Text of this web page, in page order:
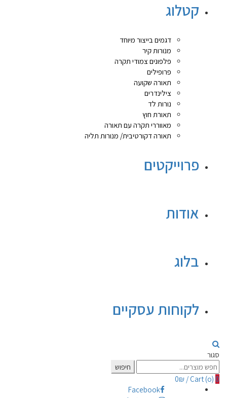
קטלוג
דגמים בייצור מיוחד
מנורות קיר
פלפונים צמודי תקרה
פרופילים
תאורה שקועה
צילינדרים
נורות לד
תאורת חוץ
מאווררי תקרה עם תאורה
תאורה דקורטיבית/ מנורות תליה
פרוייקטים
אודות
בלוג
לקוחות עסקיים
סגור
Search
for:
חיפוש
Cart (o) 0
/
0₪
Facebook